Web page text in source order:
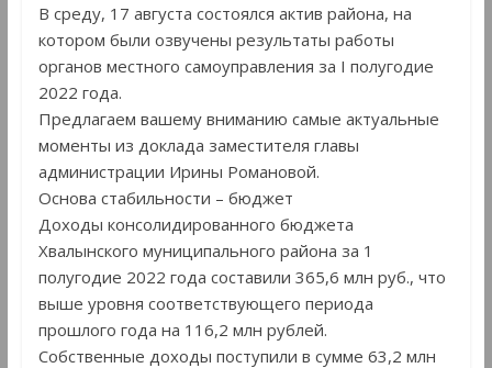
В среду, 17 августа состоялся актив района, на
котором были озвучены результаты работы
органов местного самоуправления за I полугодие
2022 года.
Предлагаем вашему вниманию самые актуальные
моменты из доклада заместителя главы
администрации Ирины Романовой.
Основа стабильности – бюджет
Доходы консолидированного бюджета
Хвалынского муниципального района за 1
полугодие 2022 года составили 365,6 млн руб., что
выше уровня соответствующего периода
прошлого года на 116,2 млн рублей.
Собственные доходы поступили в сумме 63,2 млн